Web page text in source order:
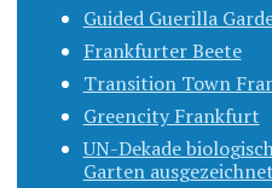
Guided Guerilla
Frankfurter Beete
Transition Town
Greencity Frankfurt
UN-Dekade
Garten